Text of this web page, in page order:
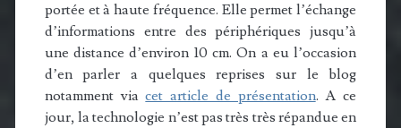
portée et à haute fréquence. Elle permet l’échange
d’informations entre des périphériques jusqu’à
une distance d’environ 10 cm. On a eu l’occasion
d’en parler a quelques reprises sur le blog
notamment viacet article de présentation. A ce
jour, la technologie n’est pas très très répandue en